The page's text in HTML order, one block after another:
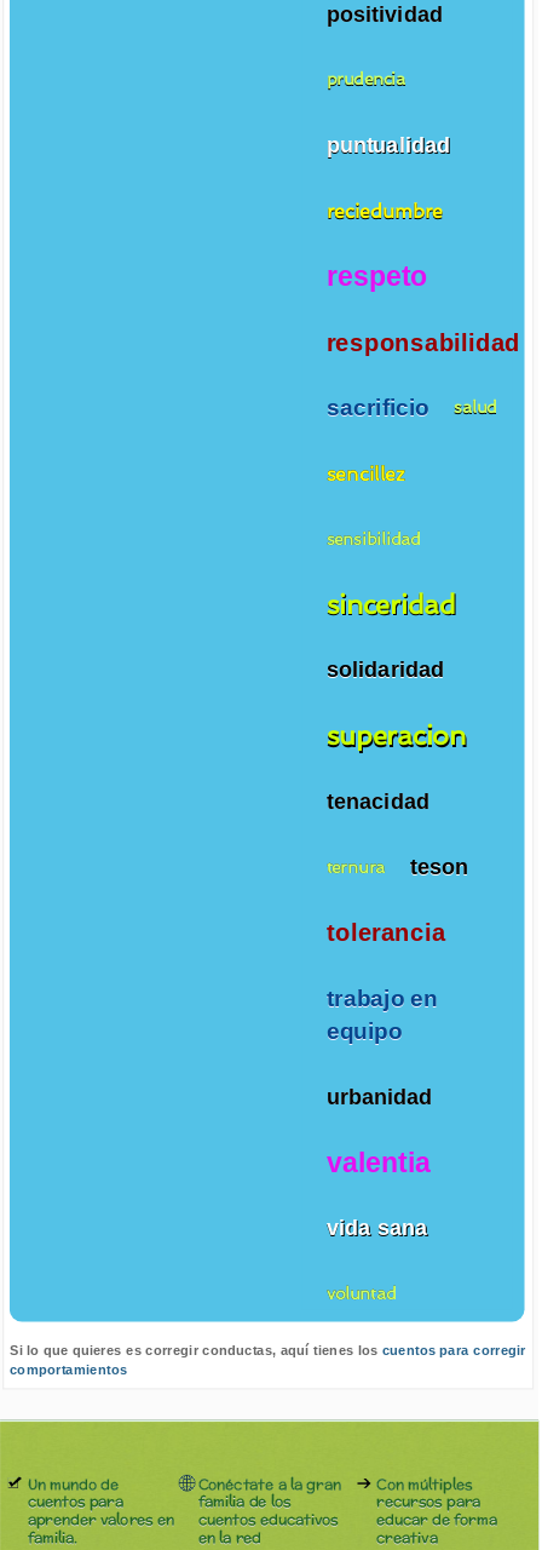
positividad
prudencia
puntualidad
reciedumbre
respeto
responsabilidad
sacrificio salud
sencillez
sensibilidad
sinceridad
solidaridad
superacion
tenacidad
ternura teson
tolerancia
trabajo en
equipo
urbanidad
valentia
vida sana
voluntad
Si lo que quieres es corregir conductas, aquí tienes los cuentos para corregir
comportamientos
Un mundo de
cuentos para
aprender valores en
familia.
Conéctate a la gran
familia de los
cuentos educativos
en la red
Con múltiples
recursos para
educar de forma
creativa